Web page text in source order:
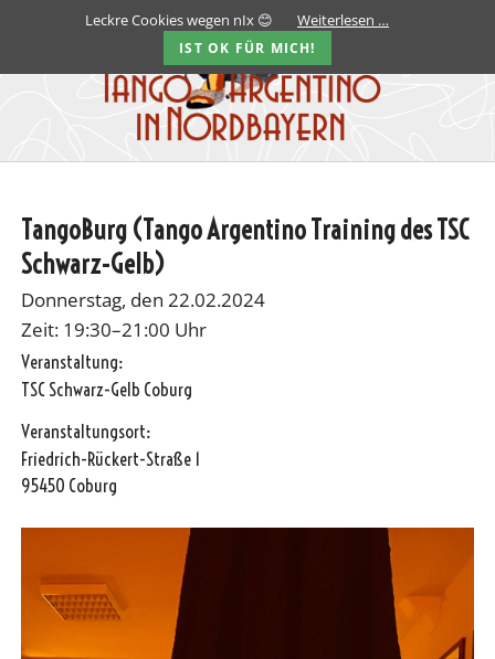
TangoBurg (Tango Argentino Training des TSC
Schwarz-Gelb)
Donnerstag, den 22.02.2024
Zeit: 19:30–21:00 Uhr
Veranstaltung:
TSC Schwarz-Gelb Coburg
Veranstaltungsort:
Friedrich-Rückert-Straße 1
95450 Coburg
Leckre Cookies wegen nIx 😊 Weiterlesen …
IST OK FÜR MICH!